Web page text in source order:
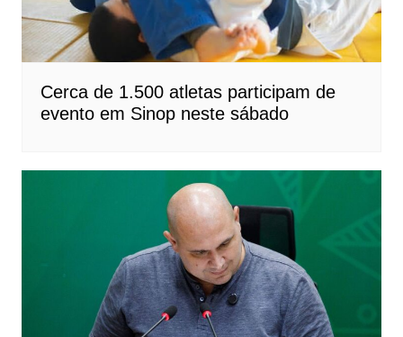
Cerca de 1.500 atletas participam de
evento em Sinop neste sábado